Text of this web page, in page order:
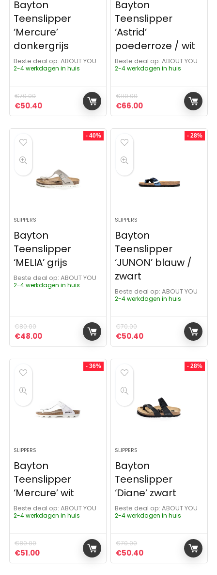
Bayton
Teenslipper
‘Mercure’
donkergrijs
Beste deal op:
ABOUT YOU
2-4 werkdagen in huis
€70.00
Oorspronkelijke prijs was: €70.00.
€50.40Huidige prijs is: €50.40.
Bayton
Teenslipper
‘Astrid’
poederroze / wit
Beste deal op:
ABOUT YOU
2-4 werkdagen in huis
€110.00
Oorspronkelijke prijs was:
€66.00Huidige prijs is:
- 40%
SLIPPERS
Bayton
Teenslipper
‘MELIA’ grijs
Beste deal op:
ABOUT YOU
2-4 werkdagen in huis
€80.00
Oorspronkelijke prijs was: €80.00.
€48.00Huidige prijs is: €48.00.
- 28%
SLIPPERS
Bayton
Teenslipper
‘JUNON’ blauw /
zwart
Beste deal op:
ABOUT YOU
2-4 werkdagen in huis
€70.00
Oorspronkelijke prijs was:
€50.40Huidige prijs is:
- 36%
SLIPPERS
Bayton
Teenslipper
‘Mercure’ wit
Beste deal op:
ABOUT YOU
2-4 werkdagen in huis
€80.00
Oorspronkelijke prijs was: €80.00.
€51.00Huidige prijs is: €51.00.
- 28%
SLIPPERS
Bayton
Teenslipper
‘Diane’ zwart
Beste deal op:
ABOUT YOU
2-4 werkdagen in huis
€70.00
Oorspronkelijke prijs was:
€50.40Huidige prijs is: